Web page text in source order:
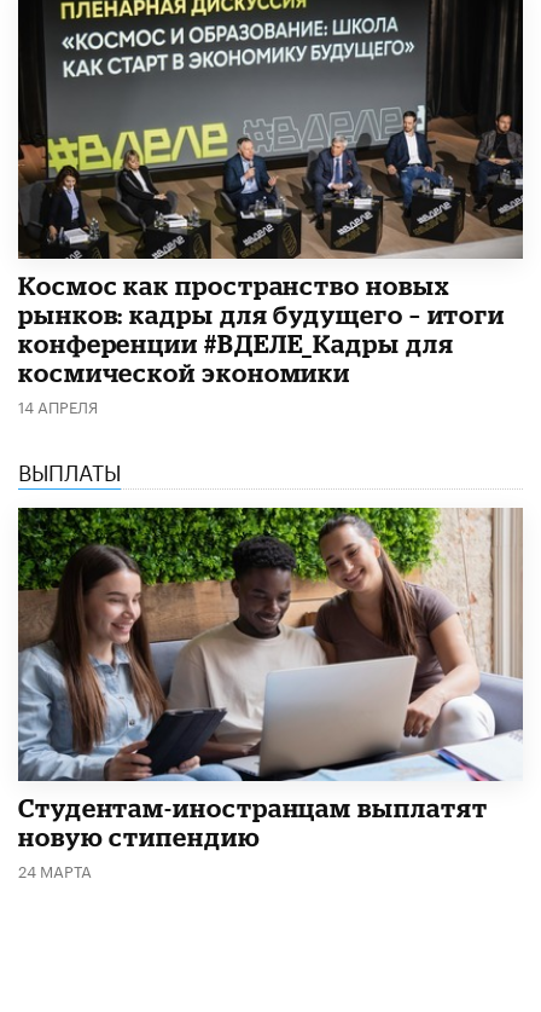
Космос как пространство новых
рынков: кадры для будущего – итоги
конференции #ВДЕЛЕ_Кадры для
космической экономики
14 АПРЕЛЯ
ВЫПЛАТЫ
Студентам-иностранцам выплатят
новую стипендию
24 МАРТА